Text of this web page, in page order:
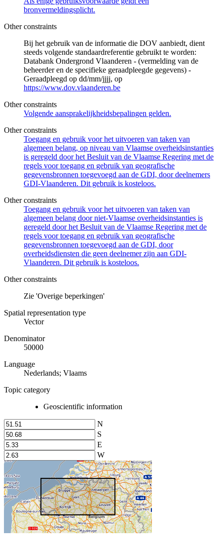
bronvermeldingsplicht.
Other constraints
Bij het gebruik van de informatie die DOV aanbiedt, dient
steeds volgende standaardreferentie gebruikt te worden:
Databank Ondergrond Vlaanderen - (vermelding van de
beheerder en de specifieke geraadpleegde gegevens) -
Geraadpleegd op dd/mm/jjjj, op
https://www.dov.vlaanderen.be
Other constraints
Volgende aansprakelijkheidsbepalingen gelden.
Other constraints
Toegang en gebruik voor het uitvoeren van taken van
algemeen belang, op niveau van Vlaamse overheidsinstanties
is geregeld door het Besluit van de Vlaamse Regering met de
regels voor toegang en gebruik van geografische
gegevensbronnen toegevoegd aan de GDI, door deelnemers
GDI-Vlaanderen. Dit gebruik is kosteloos.
Other constraints
Toegang en gebruik voor het uitvoeren van taken van
algemeen belang door niet-Vlaamse overheidsinstanties is
geregeld door het Besluit van de Vlaamse Regering met de
regels voor toegang en gebruik van geografische
gegevensbronnen toegevoegd aan de GDI, door
overheidsdiensten die geen deelnemer zijn aan GDI-
Vlaanderen. Dit gebruik is kosteloos.
Other constraints
Zie 'Overige beperkingen'
Spatial representation type
Vector
Denominator
50000
Language
Nederlands; Vlaams
Topic category
Geoscientific information
N
S
E
W